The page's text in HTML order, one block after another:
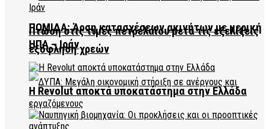
ΠΟΜΙΔΑ: Άρση κατασχέσεων ακινήτων με μερική
εξόφληση χρεών
Πτώση στις τιμές πετρελαίου μετά τις εξελίξεις
ΗΠΑ – Ιράν
Η Revolut αποκτά υποκατάστημα στην Ελλάδα